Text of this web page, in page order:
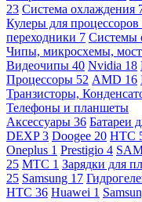
23 Система охлаждения
Кулеры для процессоров
переходники 7 Системы
Чипы, микросхемы,
Видеочипы 40 Nvidia 18
Процессоры 52 AMD 16
Транзисторы,
Телефоны и планшеты
Аксессуары 36 Батареи
DEXP3 Doogee 20 HTC
Oneplus 1 Prestigio 4
25 МТС 1 Зарядки для
25 Samsung 17
HTC 36 Huawei 1